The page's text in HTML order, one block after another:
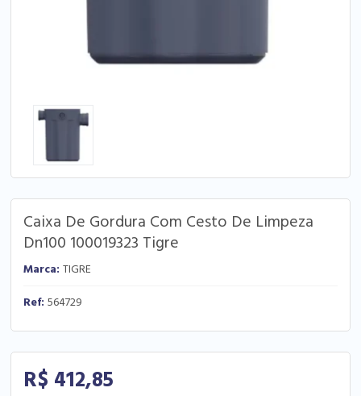
Caixa De Gordura Com Cesto De Limpeza
Dn100 100019323 Tigre
Marca:TIGRE
Ref:564729
R$ 412,85